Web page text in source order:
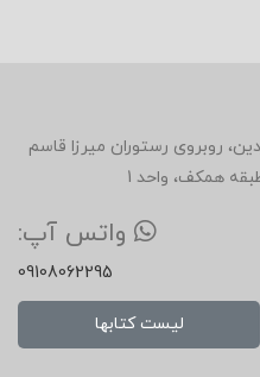
ابتدای خیابان 12 فروردین، روبروی رستوران میرزا قاسم
همکف، واحد 1
واتس آپ:
09108062295
لیست کتابها